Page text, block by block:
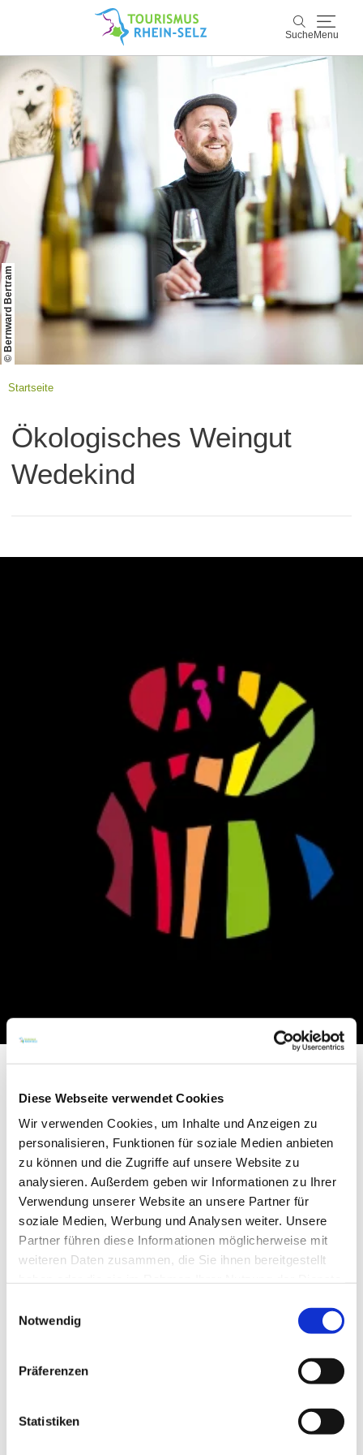
Diese Webseite verwendet Cookies
Wir verwenden Cookies, um Inhalte und Anzeigen zu
personalisieren, Funktionen für soziale Medien anbieten
zu können und die Zugriffe auf unsere Website zu
analysieren. Außerdem geben wir Informationen zu Ihrer
Verwendung unserer Website an unsere Partner für
soziale Medien, Werbung und Analysen weiter. Unsere
Partner führen diese Informationen möglicherweise mit
weiteren Daten zusammen, die Sie ihnen bereitgestellt
Notwendig
Präferenzen
Statistiken
Suche Menu
Rhein-Selz
Entdecken & Erleben
Wein & Genuss
Kultur & Events
Buchen & Service
© Bernward Bertram
Startseite
Ökologisches Weingut
Wedekind
Weingut Wedekind im Aufwind:
Rote Erde, Beste Lagen und viel Grün
für Riesling, Spätburgunder und PIWI
Mit einem kleinen Stückchen Weinberg und der Liebe
zur Natur beginnt 2005 die Geschichte unseres
Weinguts. Während des Studiums in Geisenheim
lernen wir, Esther und Philipp, uns kenn und bauen
fortan gemeinsam unser eigenes Weingut auf. Mit den
Jahren wächst der Betrieb, wobei die ökologische
Weinkultur stets im Mittelpunkt steht. Seit 2008 sind
wir Mitglied bei Ecovin, dem größten Verband
auch weiterhin unserem Anspruch gerecht, unseren
Boden zu leisten. Inzwischen bewirtschaften wir ca.